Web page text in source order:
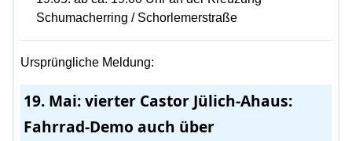
Ursprüngliche Meldung:
19. Mai: vierter Castor Jülich-Ahaus:
Fahrrad-Demo auch über